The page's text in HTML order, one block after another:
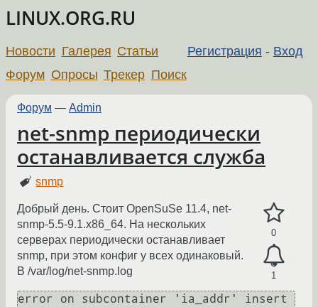
LINUX.ORG.RU
Регистрация - Вход
Новости Галерея Статьи
Форум Опросы Трекер Поиск
Форум — Admin
net-snmp периодически
останавливается служба
snmp
0
1
Добрый день. Стоит OpenSuSe 11.4, net-
snmp-5.5-9.1.x86_64. На нескольких
серверах периодически останавливает
snmp, при этом конфиг у всех одинаковый.
В /var/log/net-snmp.log
error on subcontainer 'ia_addr' insert